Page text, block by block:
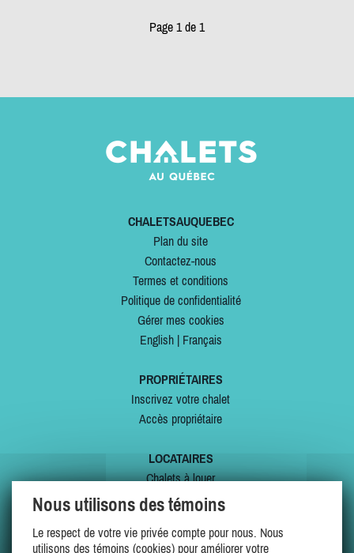
Page 1 de 1
CHALETSAUQUEBEC
Plan du site
Contactez-nous
Termes et conditions
Politique de confidentialité
Gérer mes cookies
English| Français
PROPRIÉTAIRES
Inscrivez votre chalet
Accès propriétaire
LOCATAIRES
Chalets à louer
Chalets à vendre
Offres spéciales
Nous utilisons des témoins
Le respect de votre vie privée compte pour nous. Nous
utilisons des témoins (cookies) pour améliorer votre